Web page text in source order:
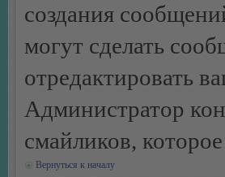
создания
могут сделать
отредактировать
Администратор
смайликов,
Вернуться к началу